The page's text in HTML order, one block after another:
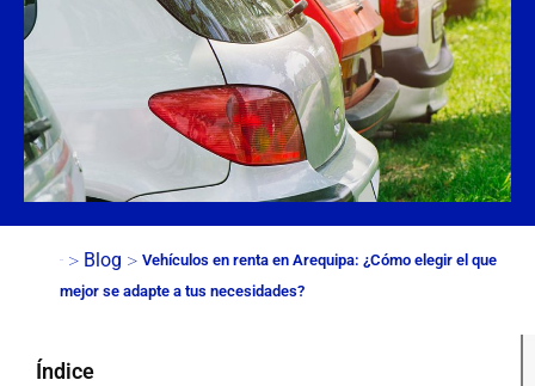
> Blog > Vehículos en renta en Arequipa: ¿Cómo elegir el que
mejor se adapte a tus necesidades?
Índice